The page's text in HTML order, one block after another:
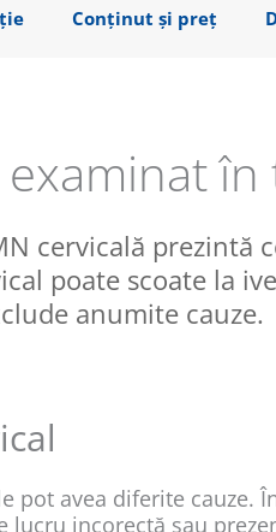
Conținut și preț
examinat
cervicală
poate scoate la
anumite cauze.
pot avea diferite cauze.
lucru incorectă sau